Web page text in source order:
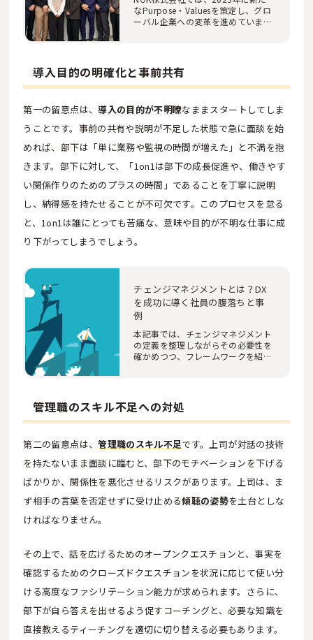
なPurpose・Valuesを策定し、グロ
ーバル企業への変革を進めていま
導入目的の明確化と事前共有
第一の留意点は、導入の目的が不明瞭なままスタートしてしま
うことです。事前の共有や説明が不足した状態で急に面談を始
めれば、部下は「単に業務や監視の時間が増えた」と不満を抱
きます。部下に対して、「1on1は部下の成長促進や、働きやす
い関係作りのためのプラスの時間」であることを丁寧に説明
し、納得感を持たせることが不可欠です。このプロセスを怠る
と、1on1は誰にとっても苦痛な、意味や目的が不明な仕事に成
り下がってしまうでしょう。
チェンジマネジメントとは？DX
を成功に導く社員の腹落ちと事
例
本記事では、チェンジマネジメント
の定義を整理しながらその必要性を
確かめつつ、フレームワークを紹介
管理職のスキル不足への対処
第二の留意点は、管理職のスキル不足です。上司が対話の技術
を持たないまま面談に臨むと、部下のモチベーションを下げる
ばかりか、関係性を悪化させるリスクがあります。上司は、ま
ず相手の言葉を否定せずに受け止める傾聴の姿勢を土台としな
ければなりません。
その上で、話を広げるためのオープンクエスチョンと、事実を
確認するためのクローズドクエスチョンを状況に応じて使い分
ける高度なファシリテーション能力が求められます。さらに、
部下が自ら答えを出せるよう促すコーチングと、必要な知識を
直接教えるティーチングを適切に切り替える必要もあります。